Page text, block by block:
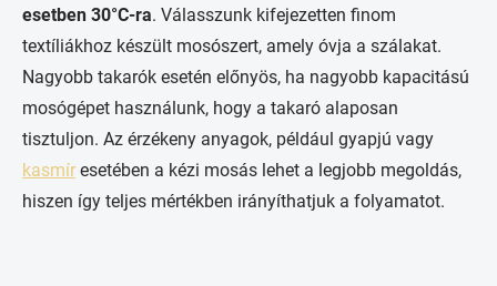
esetben 30°C-ra. Válasszunk kifejezetten finom
textíliákhoz készült mosószert, amely óvja a szálakat.
Nagyobb takarók esetén előnyös, ha nagyobb kapacitású
mosógépet használunk, hogy a takaró alaposan
tisztuljon. Az érzékeny anyagok, például gyapjú vagy
kasmír esetében a kézi mosás lehet a legjobb megoldás,
hiszen így teljes mértékben irányíthatjuk a folyamatot.